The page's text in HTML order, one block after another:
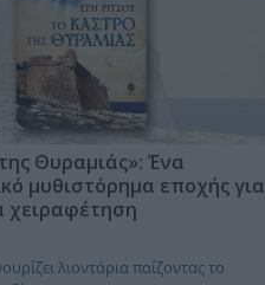
Θυραμιάς»: Ένα
μυθιστόρημα εποχής για
χειραφέτηση